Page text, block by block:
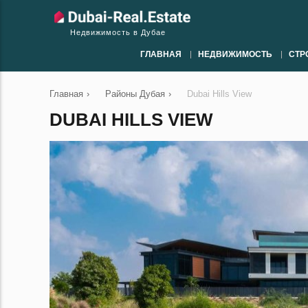
Недвижимость в Дубае
ГЛАВНАЯ НЕДВИЖИМОСТЬ
Главная › Районы Дубая › Dubai Hills View
DUBAI HILLS VIEW